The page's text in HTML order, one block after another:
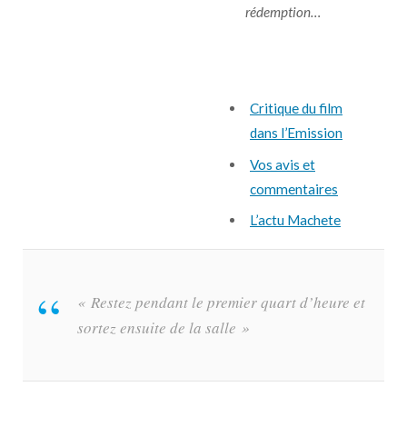
rédemption…
Critique du film
dans l’Emission
Vos avis et
commentaires
L’actu Machete
« Restez pendant le premier quart d’heure et
sortez ensuite de la salle »